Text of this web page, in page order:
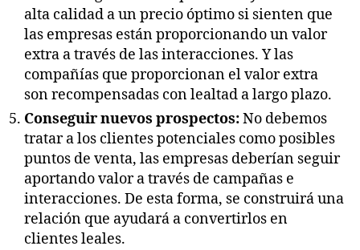
alta calidad a un precio óptimo si sienten que
las empresas están proporcionando un valor
extra a través de las interacciones. Y las
compañías que proporcionan el valor extra
son recompensadas con lealtad a largo plazo.
Conseguir nuevos prospectos:No debemos
tratar a los clientes potenciales como posibles
puntos de venta, las empresas deberían seguir
aportando valor a través de campañas e
interacciones. De esta forma, se construirá una
relación que ayudará a convertirlos en
clientes leales.